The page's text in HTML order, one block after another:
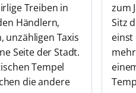
Treiben in
Händlern,
unzähligen Taxis
Seite der Stadt.
Tempel
die andere
zum
Sitz
einst